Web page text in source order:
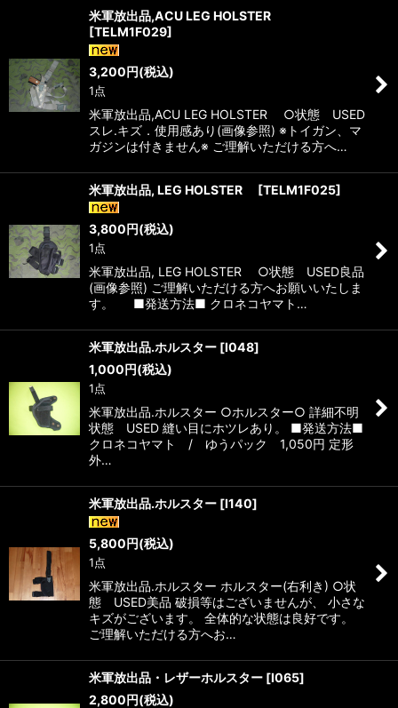
米軍放出品,ACU LEG HOLSTER
[TELM1F029]
3,200円(税込)
1点
米軍放出品,ACU LEG HOLSTER ○状態 USED
スレ.キズ．使用感あり(画像参照) ※トイガン、マ
ガジンは付きません※ ご理解いただける方へ…
米軍放出品, LEG HOLSTER [TELM1F025]
3,800円(税込)
1点
米軍放出品, LEG HOLSTER ○状態 USED良品
(画像参照) ご理解いただける方へお願いいたしま
す。 ■発送方法■ クロネコヤマト…
米軍放出品.ホルスター [I048]
1,000円(税込)
1点
米軍放出品.ホルスター ○ホルスター○ 詳細不明
状態 USED 縫い目にホツレあり。 ■発送方法■
クロネコヤマト / ゆうパック 1,050円 定形
外…
米軍放出品.ホルスター [I140]
5,800円(税込)
1点
米軍放出品.ホルスター ホルスター(右利き) ○状
態 USED美品 破損等はございませんが、 小さな
キズがございます。 全体的な状態は良好です。
ご理解いただける方へお…
米軍放出品・レザーホルスター [I065]
2,800円(税込)